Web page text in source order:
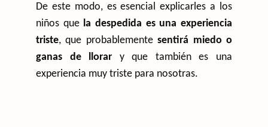
De este modo, es esencial explicarles a los
niños que la despedida es una experiencia
triste, que probablementesentirá miedo o
ganas de llorar y que también es una
experiencia muy triste para nosotras.